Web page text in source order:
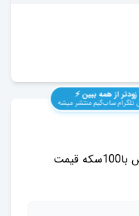
زودتر از همه ببین ⚡️
تلگرام ساب‌گیم منتشر میشه
اکانت خوش قیمت وخوش شانس با100سکه قیمت